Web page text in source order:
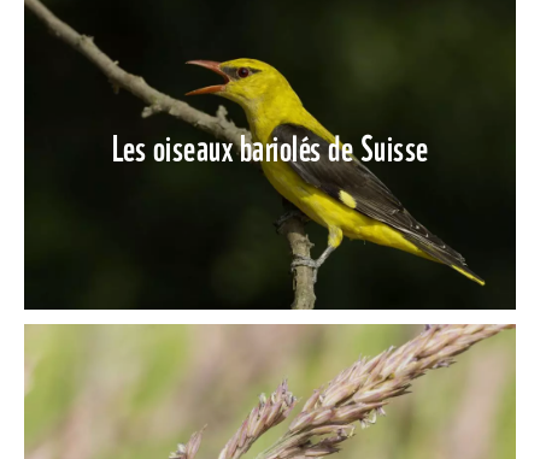
Les oiseaux bariolés de Suisse